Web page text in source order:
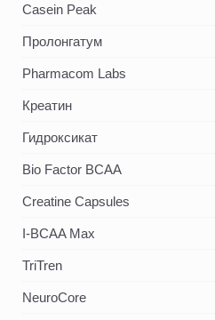
Casein Peak
Пролонгатум
Pharmacom Labs
Креатин
Гидроксикат
Bio Factor BCAA
Creatine Capsules
I-BCAA Max
TriTren
NeuroCore